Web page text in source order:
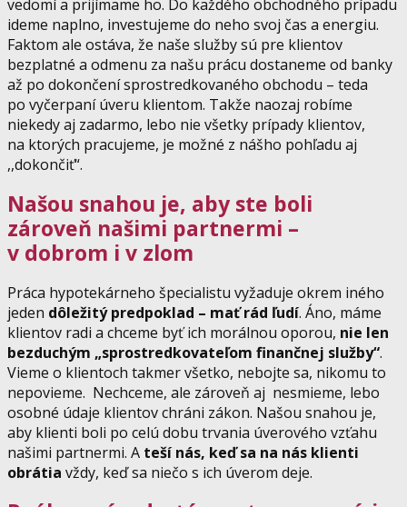
vedomí a prijímame ho. Do každého obchodného prípadu
ideme naplno, investujeme do neho svoj čas a energiu.
Faktom ale ostáva, že naše služby sú pre klientov
bezplatné a odmenu za našu prácu dostaneme od banky
až po dokončení sprostredkovaného obchodu – teda
po vyčerpaní úveru klientom. Takže naozaj robíme
niekedy aj zadarmo, lebo nie všetky prípady klientov,
na ktorých pracujeme, je možné z nášho pohľadu aj
,,dokončiť“.
Našou snahou je, aby ste boli
zároveň našimi partnermi –
v dobrom i v zlom
Práca hypotekárneho špecialistu vyžaduje okrem iného
jeden dôležitý predpoklad – mať rád ľudí. Áno, máme
klientov radi a chceme byť ich morálnou oporou, nie len
bezduchým „sprostredkovateľom finančnej služby“.
Vieme o klientoch takmer všetko, nebojte sa, nikomu to
nepovieme. Nechceme, ale zároveň aj nesmieme, lebo
osobné údaje klientov chráni zákon. Našou snahou je,
aby klienti boli po celú dobu trvania úverového vzťahu
našimi partnermi. A teší nás, keď sa na nás klienti
obrátia vždy, keď sa niečo s ich úverom deje.